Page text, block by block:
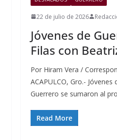
22 de julio de 2026
Jóvenes de
Filas con
Por Hiram Vera /
ACAPULCO, Gro.-
Guerrero se sumaron al
Read More